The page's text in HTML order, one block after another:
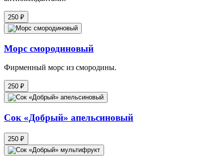
250 ₽
Морс смородиновый
Фирменный морс из смородины.
250 ₽
Сок «Добрый» апельсиновый
250 ₽